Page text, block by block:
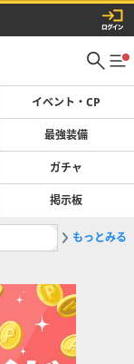
イベント・CP
最強装備
ガチャ
掲示板
2輝龍の
もっとみる